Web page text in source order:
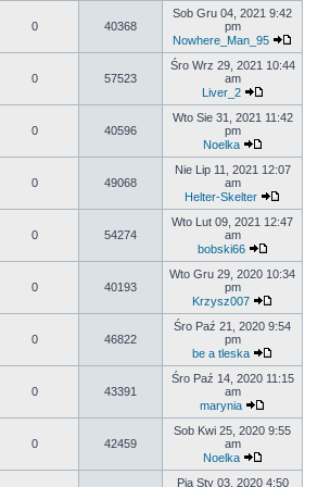
0 40368
Sob Gru 04, 2021 9:42
pm
Nowhere_Man_95
0 57523
Śro Wrz 29, 2021 10:44
am
Liver_2
0 40596
Wto Sie 31, 2021 11:42
pm
Noelka
0 49068
Nie Lip 11, 2021 12:07
am
Helter-Skelter
0 54274
Wto Lut 09, 2021 12:47
am
bobski66
0 40193
Wto Gru 29, 2020 10:34
pm
Krzysz007
0 46822
Śro Paź 21, 2020 9:54
pm
be a tleska
0 43391
Śro Paź 14, 2020 11:15
am
marynia
0 42459
Sob Kwi 25, 2020 9:55
am
Noelka
Pią Sty 03, 2020 4:50